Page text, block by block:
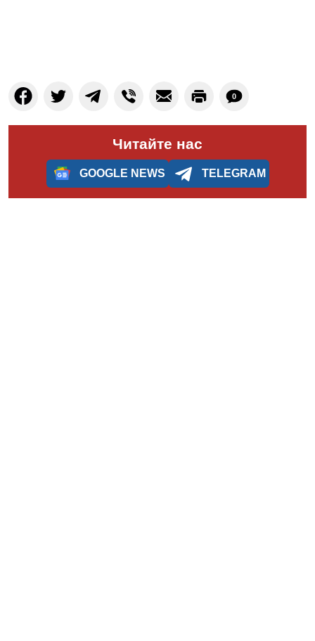
0
Читайте нас
GOOGLE NEWS TELEGRAM